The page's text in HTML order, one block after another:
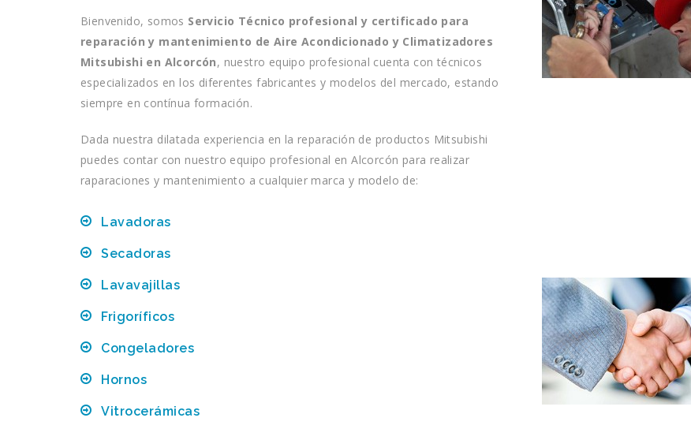
Bienvenido, somos Servicio Técnico profesional y certificado para
reparación y mantenimiento de Aire Acondicionado y Climatizadores
Mitsubishi en Alcorcón, nuestro equipo profesional cuenta con técnicos
especializados en los diferentes fabricantes y modelos del mercado, estando
siempre en contínua formación.
Dada nuestra dilatada experiencia en la reparación de productos Mitsubishi
puedes contar con nuestro equipo profesional en Alcorcón para realizar
raparaciones y mantenimiento a cualquier marca y modelo de:
Lavadoras
Secadoras
Lavavajillas
Frigoríficos
Congeladores
Hornos
Vitrocerámicas